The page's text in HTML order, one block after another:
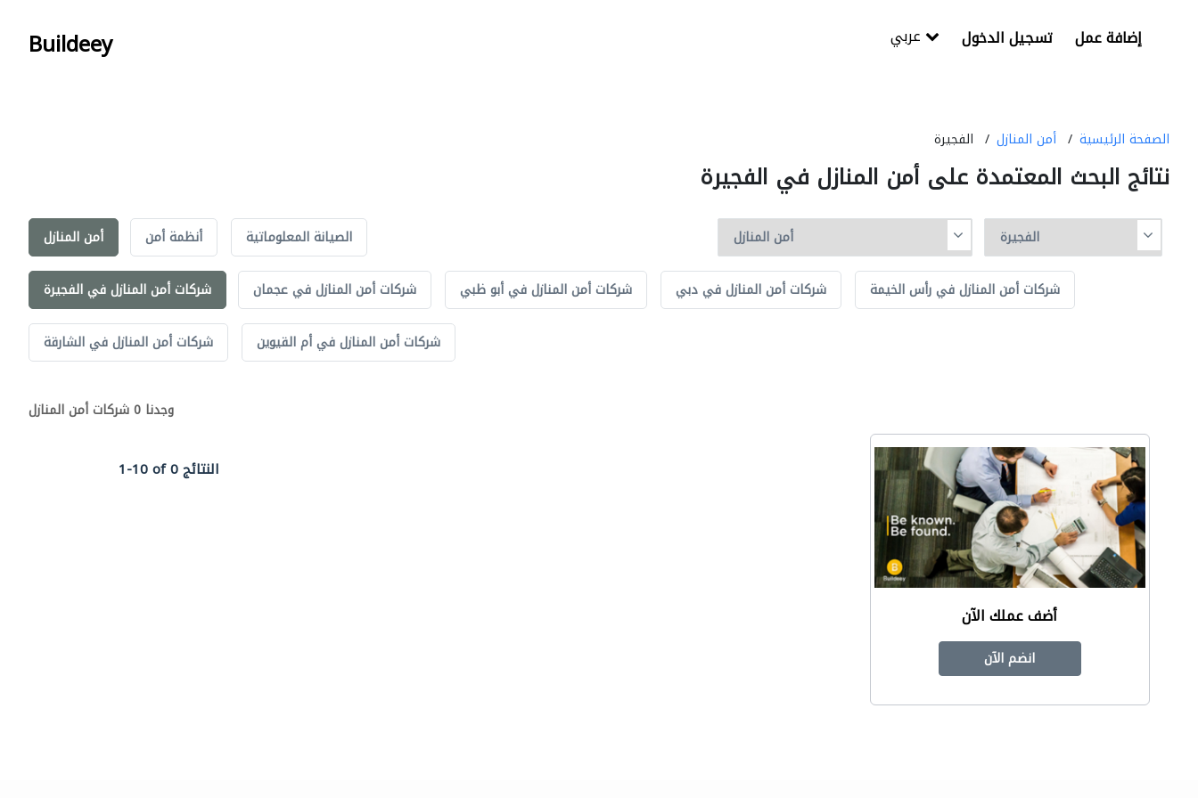
Buildeey تسجيل الدخول إضافة عمل
الصفحة الرئيسية أمن المنازل الفجيرة
نتائج البحث المعتمدة على أمن المنازل في الفجيرة
أمن المنازل أنظمة أمن الصيانة المعلوماتية
شركات أمن المنازل في الفجيرة شركات أمن المنازل في عجمان شركات أمن المنازل في أبو ظبي شركات أمن المنازل في دبي شركات أمن المنازل في رأس الخيمة
شركات أمن المنازل في الشارقة شركات أمن المنازل في أم القيوين
وجدنا 0 شركات أمن المنازل
1-10 of 0 النتائج
أضف عملك الآن
انضم الآن